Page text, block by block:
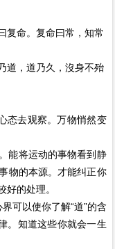
命。复命曰常，知常
，道乃久，沒身不殆
去观察。万物悄然变
将运动的事物看到静
物的本源。才能纠正你
好的处理。
以使你了解“道”的含
。知道这些你就会一生